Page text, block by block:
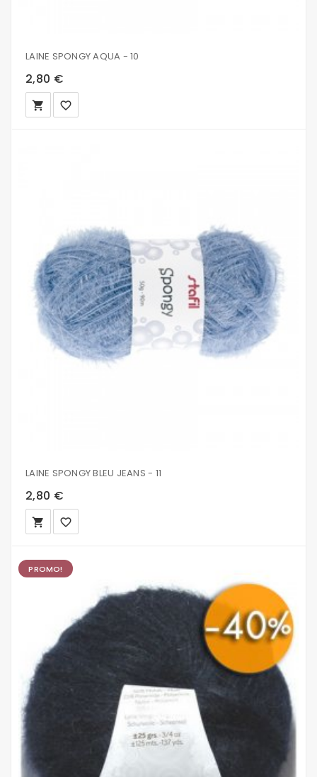
LAINE SPONGY AQUA - 10
2,80 €
local_grocery_store favorite_border
LAINE SPONGY BLEU JEANS - 11
2,80 €
local_grocery_store favorite_border
PROMO!